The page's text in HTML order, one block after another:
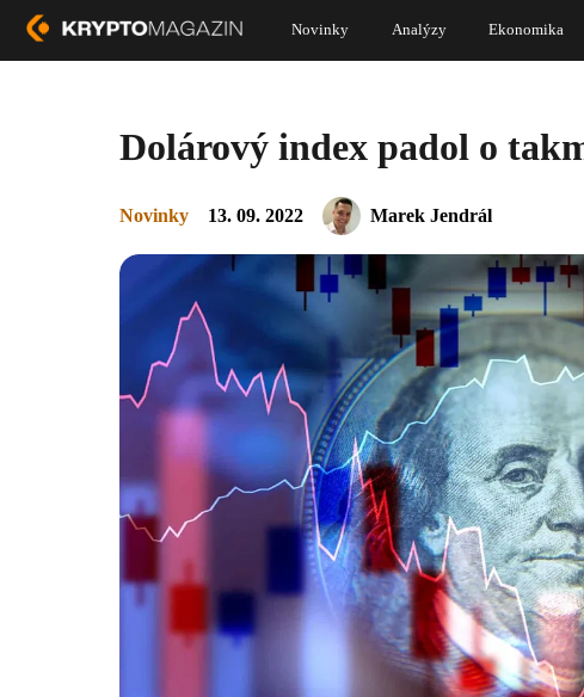
Novinky Analýzy Ekonomika
Dolárový index padol o
Novinky 13. 09. 2022 Marek Jendrál